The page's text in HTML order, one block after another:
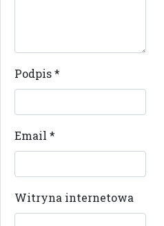
Podpis*
Email *
Witryna internetowa